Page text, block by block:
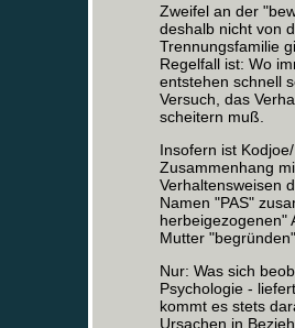
Zweifel an der
deshalb nicht von
Trennungsfamilie
Regelfall ist: Wo
entstehen schnell
Versuch, das
scheitern muß.
Insofern ist
Zusammenhang
Verhaltensweisen
Namen "PAS"
herbeigezogenen"
Mutter
Nur: Was sich
Psychologie -
kommt es stets
Ursachen in